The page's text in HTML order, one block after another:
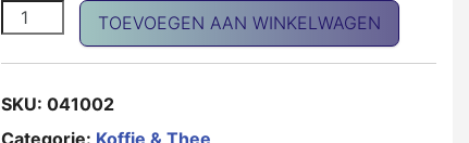
Mokkamolen Havanna aantal
TOEVOEGEN AAN WINKELWAGEN
SKU: 041002
Categorie: Koffie & Thee